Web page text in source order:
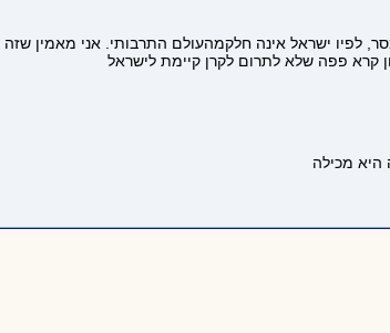
לפיו ישראל אינה חלקמהעולם התרבותי. אני מאמין
קרא פפה שלא לתרום לקרן קיימת לישראל